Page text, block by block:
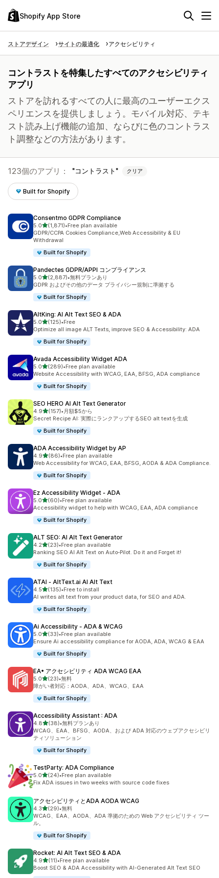
Shopify App Store
ストアデザイン サイトの最適化 アクセシビリティ
コントラストを特集したすべてのアクセシビリティ
アプリ
ストアを訪れるすべての人に最高のユーザーエクス
ペリエンスを提供しましょう。モバイル対応、テキ
スト読み上げ機能の追加、ならびに色のコントラス
ト調整などの方法があります。
123個のアプリ： コントラスト クリア
Built for Shopify
Consentmo GDPR Compliance
5.05つ星中
(1,871)
合計レビュー数：1871件
•Free plan available
GDPR/CCPA Cookies Compliance,Web Accessibility & EU
Withdrawal
Built for Shopify
Pandectes GDPR/APPI コンプライアンス
5.05つ星中
(2,887)
合計レビュー数：2887件
•無料プランあり
GDPR およびその他のデータ プライバシー規制に準拠する
Built for Shopify
AltKing: AI Alt Text SEO & ADA
5.05つ星中
(125)
合計レビュー数：125件
•Free
Optimize all image ALT Texts, improve SEO & Accessibility: ADA
Built for Shopify
Avada Accessibility Widget ADA
5.05つ星中
(289)
合計レビュー数：289件
•Free plan available
Website Accessibility with WCAG, EAA, BFSG, ADA compliance
Built for Shopify
SEO HERO AI Alt Text Generator
4.95つ星中
(157)
合計レビュー数：157件
• 月額$5から
Secret Recipe AI: 実際にランクアップするSEO alt textを生成
Built for Shopify
ADA Accessibility Widget by AP
4.95つ星中
(86)
合計レビュー数：86件
•Free plan available
Web Accessibility for WCAG, EAA, BFSG, AODA & ADA Compliance.
Built for Shopify
Ez Accessibility Widget ‑ ADA
5.05つ星中
(60)
合計レビュー数：60件
•Free plan available
Accessibility widget to help with WCAG, EAA, ADA compliance
Built for Shopify
ALT SEO: AI Alt Text Generator
4.25つ星中
(23)
合計レビュー数：23件
•Free plan available
Ranking SEO AI Alt Text on Auto‑Pilot. Do it and Forget it!
Built for Shopify
ATAI ‑ AltText.ai AI Alt Text
4.55つ星中
(135)
合計レビュー数：135件
•Free to install
AI writes alt text from your product data, for SEO and ADA.
Built for Shopify
Ai Accessibility ‑ ADA & WCAG
5.05つ星中
(33)
合計レビュー数：33件
•Free plan available
Ensure Ai accessibility compliance for AODA, ADA, WCAG & EAA
Built for Shopify
EA• アクセシビリティ ADA WCAG EAA
5.05つ星中
(23)
合計レビュー数：23件
•無料
障がい者対応：AODA、ADA、WCAG、EAA
Built for Shopify
Accessibility Assistant : ADA
4.85つ星中
(38)
合計レビュー数：38件
•無料プランあり
WCAG、EAA、BFSG、AODA、および ADA 対応のウェブアクセシビリ
ティソリューション
Built for Shopify
TestParty: ADA Compliance
5.05つ星中
(24)
合計レビュー数：24件
•Free plan available
Fix ADA issues in two weeks with source code fixes
アクセシビリティとADA AODA WCAG
4.35つ星中
(29)
合計レビュー数：29件
•無料
WCAG、EAA、AODA、ADA 準拠のための Web アクセシビリティ ツー
ル。
Built for Shopify
Rocket: AI Alt Text SEO & ADA
4.95つ星中
(11)
合計レビュー数：11件
•Free plan available
Boost SEO & ADA Accessibility with AI-Generated Alt Text SEO